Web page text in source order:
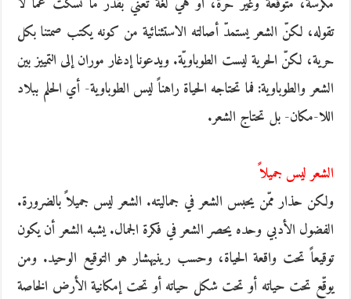
تقوله، لكنّ الشعر يستمدّ أصالته الاستثنائية من كونه يكتب صمتنا بكل
حرية، لكنّ الحرية ليست الطوباويّة. ويدعونا إدغار موران إلى التمييز بين
الشعر والطوباوية: فما تحتاجه الحياة راهناً ليس الطوباوية- أي الحلم ببلاد
اللا-مكان- بل تحتاج الشعر.
الشعر ليس جميلاً
ولكن حذار ممّن يحبس الشعر في جماليته. الشعر ليس جميلاً بالضرورة.
الفضول الأدبي وحده يحصر الشعر في فكرة الجمال. يشبه الشعر أن يكون
توقيعاً تحت واقعة الحياة، وحسب رينيهشار هو التوقيع الوحيد. ومن
يوقّع تحت حياته أو تحت شكل حياته أو تحت إمكانية الأرض الخاصة